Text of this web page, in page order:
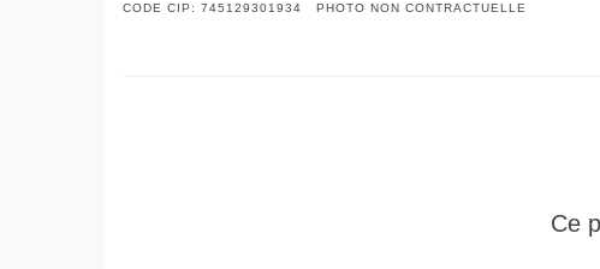
CODE CIP: 745129301934 PHOTO NON CONTRACTUELLE
Ce